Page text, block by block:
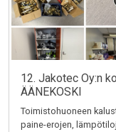
12. Jakotec Oy:n
ÄÄNEKOSKI
Toimistohuoneen
paine-erojen,